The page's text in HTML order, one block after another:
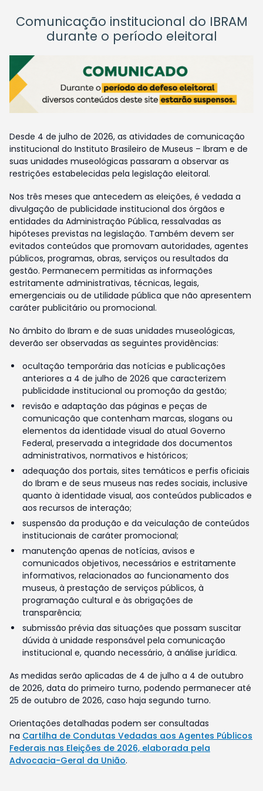
Comunicação institucional do IBRAM
durante o período eleitoral
Desde 4 de julho de 2026, as atividades de comunicação
institucional do Instituto Brasileiro de Museus – Ibram e de
suas unidades museológicas passaram a observar as
restrições estabelecidas pela legislação eleitoral.
Nos três meses que antecedem as eleições, é vedada a
divulgação de publicidade institucional dos órgãos e
entidades da Administração Pública, ressalvadas as
hipóteses previstas na legislação. Também devem ser
evitados conteúdos que promovam autoridades, agentes
públicos, programas, obras, serviços ou resultados da
gestão. Permanecem permitidas as informações
estritamente administrativas, técnicas, legais,
emergenciais ou de utilidade pública que não apresentem
caráter publicitário ou promocional.
No âmbito do Ibram e de suas unidades museológicas,
deverão ser observadas as seguintes providências:
ocultação temporária das notícias e publicações
anteriores a 4 de julho de 2026 que caracterizem
publicidade institucional ou promoção da gestão;
revisão e adaptação das páginas e peças de
comunicação que contenham marcas, slogans ou
elementos da identidade visual do atual Governo
Federal, preservada a integridade dos documentos
administrativos, normativos e históricos;
adequação dos portais, sites temáticos e perfis oficiais
do Ibram e de seus museus nas redes sociais, inclusive
quanto à identidade visual, aos conteúdos publicados e
aos recursos de interação;
suspensão da produção e da veiculação de conteúdos
institucionais de caráter promocional;
manutenção apenas de notícias, avisos e
comunicados objetivos, necessários e estritamente
informativos, relacionados ao funcionamento dos
museus, à prestação de serviços públicos, à
programação cultural e às obrigações de
transparência;
submissão prévia das situações que possam suscitar
dúvida à unidade responsável pela comunicação
institucional e, quando necessário, à análise jurídica.
As medidas serão aplicadas de 4 de julho a 4 de outubro
de 2026, data do primeiro turno, podendo permanecer até
25 de outubro de 2026, caso haja segundo turno.
Orientações detalhadas podem ser consultadas
na Cartilha de Condutas Vedadas aos Agentes Públicos
Federais nas Eleições de 2026, elaborada pela
Advocacia-Geral da União.